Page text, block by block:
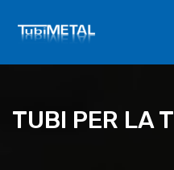
TUBI PER LA